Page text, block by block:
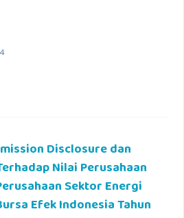
Disclosure dan
Nilai Perusahaan
Sektor Energi
Efek Indonesia Tahun